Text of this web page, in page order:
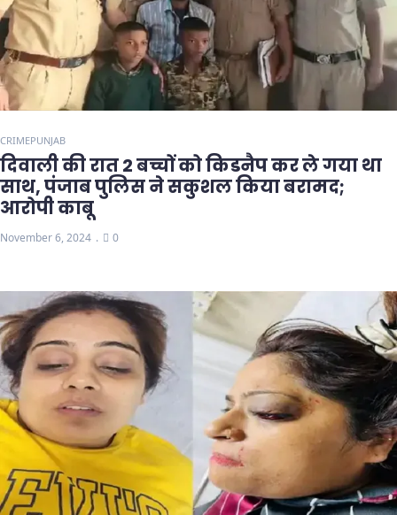
CRIMEPUNJAB
दिवाली की रात 2 बच्चों को किडनैप कर ले गया था
साथ, पंजाब पुलिस ने सकुशल किया बरामद;
आरोपी काबू
November 6, 2024 0